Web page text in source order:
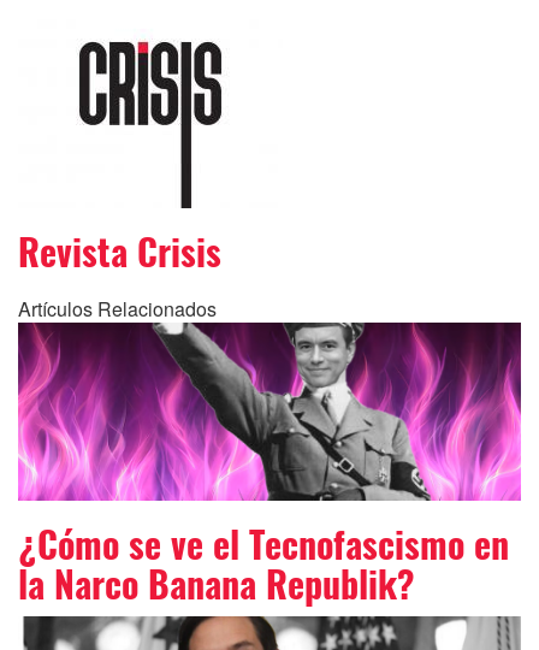
Revista Crisis
Artículos Relacionados
¿Cómo se ve el Tecnofascismo en
la Narco Banana Republik?